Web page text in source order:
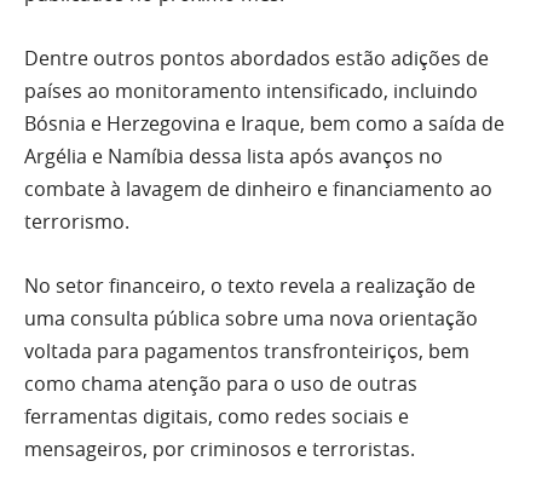
Dentre outros pontos abordados estão adições de
países ao monitoramento intensificado, incluindo
Bósnia e Herzegovina e Iraque, bem como a saída de
Argélia e Namíbia dessa lista após avanços no
combate à lavagem de dinheiro e financiamento ao
terrorismo.
No setor financeiro, o texto revela a realização de
uma consulta pública sobre uma nova orientação
voltada para pagamentos transfronteiriços, bem
como chama atenção para o uso de outras
ferramentas digitais, como redes sociais e
mensageiros, por criminosos e terroristas.